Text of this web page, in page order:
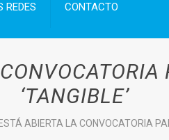
REDES CONTACTO
‘TANGIBLE’
ABIERTA LA CONVOCATORIA